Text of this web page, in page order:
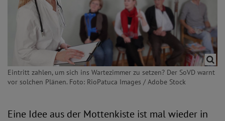
Eintritt zahlen, um sich ins Wartezimmer zu setzen? Der SoVD warnt
vor solchen Plänen. Foto: RioPatuca Images / Adobe Stock
Eine Idee aus der Mottenkiste ist mal wieder in